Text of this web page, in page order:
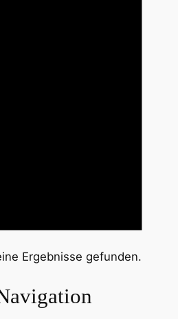
Ergebnisse gefunden.